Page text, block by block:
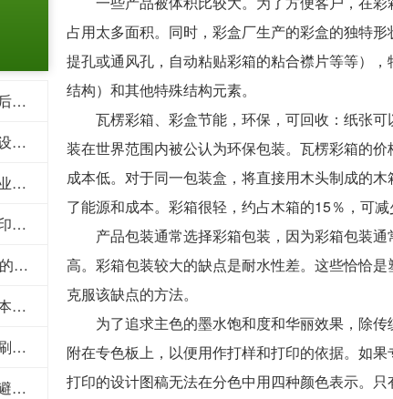
宜昌宣传册印刷公司-宜昌印刷后常见的工艺特点
宜昌礼品盒印刷-宜昌包装印刷设计行业的规范
宜昌包装印刷公司-宜昌印刷行业的这些专业术语
宜昌印刷厂-宜昌包装盒不干胶印刷基本知识和技巧
宜昌uv印刷厂-宜昌uv印刷技术的好处
宜昌样板印刷公司-宜昌凹版样本印刷工艺
宜昌画册印刷厂家-宜昌画册印刷知识点
宜昌印刷厂-宜昌样本印刷应该避免的八大浪费
占用太多面积。同时，彩盒厂生产的彩盒的独特
提孔或通风孔，自动粘贴彩箱的粘合襟片等等）
结构）和其他特殊结构元素。
瓦楞彩箱、彩盒节能，环保，可回收：纸张可
装在世界范围内被公认为环保包装。瓦楞彩箱的
成本低。对于同一包装盒，将直接用木头制成的
了能源和成本。彩箱很轻，约占木箱的15％，可减
产品包装通常选择彩箱包装，因为彩箱包装通
高。彩箱包装较大的缺点是耐水性差。这些恰恰
克服该缺点的方法。
为了追求主色的墨水饱和度和华丽效果，除传
附在专色板上，以便用作打样和打印的依据。如
打印的设计图稿无法在分色中用四种颜色表示。